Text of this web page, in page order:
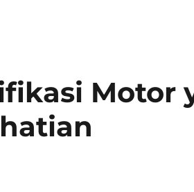
Motor